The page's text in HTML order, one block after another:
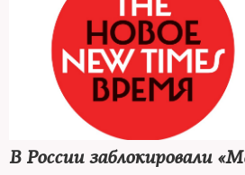
В России заблокировали